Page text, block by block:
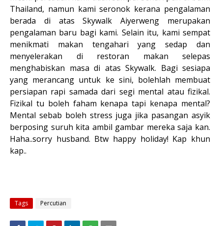
Thailand, namun kami seronok kerana pengalaman
berada di atas Skywalk Aiyerweng merupakan
pengalaman baru bagi kami. Selain itu, kami sempat
menikmati makan tengahari yang sedap dan
menyelerakan di restoran makan selepas
menghabiskan masa di atas Skywalk. Bagi sesiapa
yang merancang untuk ke sini, bolehlah membuat
persiapan rapi samada dari segi mental atau fizikal.
Fizikal tu boleh faham kenapa tapi kenapa mental?
Mental sebab boleh stress juga jika pasangan asyik
berposing suruh kita ambil gambar mereka saja kan.
Haha..sorry husband. Btw happy holiday! Kap khun
kap..
Tags Percutian